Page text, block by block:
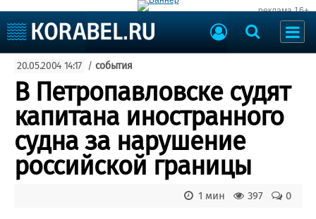
реклама 16+
Судоходство
Судоремонт
События
Пресс-релизы
Порты
ВМФ
Образование
Яхты и катера
Еще
20.05.2004 14:17 / события
В Петропавловске судят
капитана иностранного
судна за нарушение
российской границы
0
397
1 мин